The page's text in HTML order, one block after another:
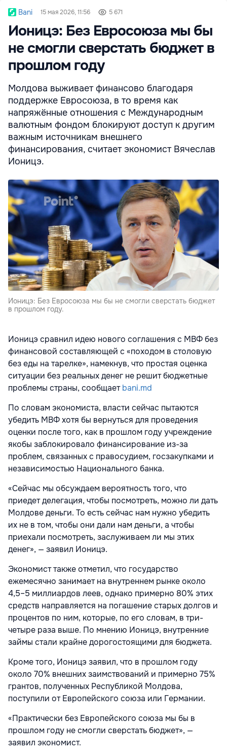
Bani 15 мая 2026, 11:56 5 671
Ионицэ: Без Евросоюза мы бы
не смогли сверстать бюджет в
прошлом году
Молдова выживает финансово благодаря
поддержке Евросоюза, в то время как
напряжённые отношения с Международным
валютным фондом блокируют доступ к другим
важным источникам внешнего
финансирования, считает экономист Вячеслав
Ионицэ.
Ионицэ: Без Евросоюза мы бы не смогли сверстать бюджет
в прошлом году.
Ионицэ сравнил идею нового соглашения с МВФ без
финансовой составляющей с «походом в столовую
без еды на тарелке», намекнув, что простая оценка
ситуации без реальных денег не решит бюджетные
проблемы страны, сообщаетbani.md
По словам экономиста, власти сейчас пытаются
убедить МВФ хотя бы вернуться для проведения
оценки после того, как в прошлом году учреждение
якобы заблокировало финансирование из-за
проблем, связанных с правосудием, госзакупками и
независимостью Национального банка.
«Сейчас мы обсуждаем вероятность того, что
приедет делегация, чтобы посмотреть, можно ли дать
Молдове деньги. То есть сейчас нам нужно убедить
их не в том, чтобы они дали нам деньги, а чтобы
приехали посмотреть, заслуживаем ли мы этих
денег», — заявил Ионицэ.
Экономист также отметил, что государство
ежемесячно занимает на внутреннем рынке около
4,5–5 миллиардов леев, однако примерно 80% этих
средств направляется на погашение старых долгов и
процентов по ним, которые, по его словам, в три-
четыре раза выше. По мнению Ионицэ, внутренние
займы стали крайне дорогостоящими для бюджета.
Кроме того, Ионицэ заявил, что в прошлом году
около 70% внешних заимствований и примерно 75%
грантов, полученных Республикой Молдова,
поступили от Европейского союза или Германии.
«Практически без Европейского союза мы бы в
прошлом году не смогли сверстать бюджет», —
заявил экономист.